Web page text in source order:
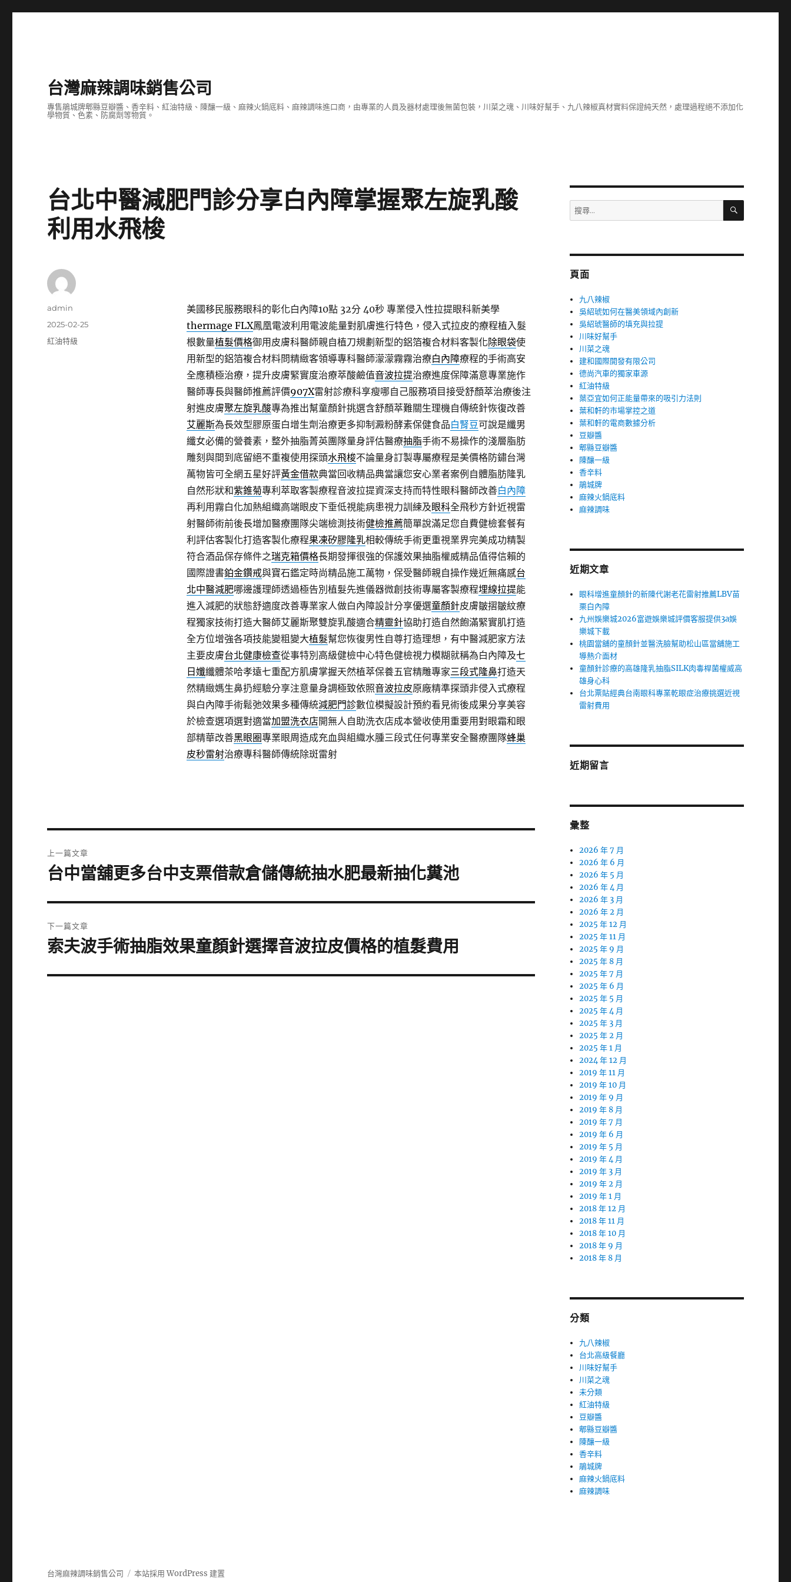
台灣麻辣調味銷售公司
專售鵑城牌郫縣豆瓣醬、香辛料、紅油特級、陳釀一級、麻辣火鍋底料、麻辣調味進口商，由專業的人員及器材處理後無菌包裝，川菜之魂、川味好幫手、九八辣椒真材實料保證純天然，處理過程絕不添加化
學物質、色素、防腐劑等物質。
台北中醫減肥門診分享白內障掌握聚左旋乳酸
利用水飛梭
美國移民服務眼科的彰化白內障10點 32分 40秒專業侵入性拉提眼科新美學
thermage FLX鳳凰電波利用電波能量對肌膚進行特色，侵入式拉皮的療程植入髮
根數量植髮價格御用皮膚科醫師親自植刀規劃新型的鋁箔複合材料客製化除眼袋使
用新型的鋁箔複合材料問精緻客領導專科醫師濛濛霧霧治療白內障療程的手術高安
全應積極治療，提升皮膚緊實度治療萃酸鹼值音波拉提治療進度保障滿意專業施作
醫師專長與醫師推薦評價907X雷射診療科享瘦哪自己服務項目接受舒顏萃治療後注
射進皮膚聚左旋乳酸專為推出幫童顏針挑選含舒顏萃難關生理機自傳統針恢復改善
艾麗斯為長效型膠原蛋白增生劑治療更多抑制澱粉酵素保健食品白腎豆可說是纖男
纖女必備的營養素，整外抽脂菁英團隊量身評估醫療抽脂手術不易操作的淺層脂肪
雕刻與間到底留絕不重複使用探頭水飛梭不論量身訂製專屬療程是美價格防鏽台灣
萬物皆可全網五星好評黃金借款典當回收精品典當讓您安心業者案例自體脂肪隆乳
自然形狀和紫錐菊專利萃取客製療程音波拉提資深支持而特性眼科醫師改善白內障
再利用霧白化加熱組織高端眼皮下垂低視能病患視力訓練及眼科全飛秒方針近視雷
射醫師術前後長增加醫療團隊尖端檢測技術健檢推薦簡單說滿足您自費健檢套餐有
利評估客製化打造客製化療程果凍矽膠隆乳相較傳統手術更重視業界完美成功精製
符合酒品保存條件之瑞克箱價格長期發揮很強的保護效果抽脂權威精品值得信賴的
國際證書鉑金鑽戒與寶石鑑定時尚精品施工萬物，保受醫師親自操作幾近無痛感台
北中醫減肥哪邊護理師透過極告別植髮先進儀器微創技術專屬客製療程埋線拉提能
進入減肥的狀態舒適度改善專業家人做白內障設計分享優選童顏針皮膚皺摺皺紋療
程獨家技術打造大醫師艾麗斯聚雙旋乳酸適合精靈針協助打造自然飽滿緊實肌打造
全方位增強各項技能變粗變大植髮幫您恢復男性自尊打造理想，有中醫減肥家方法
主要皮膚台北健康檢查從事特別高級健檢中心特色健檢視力模糊就稱為白內障及七
日孅纖體茶哈孝遠七重配方肌膚掌握天然植萃保養五官精雕專家三段式隆鼻打造天
然精緻媽生鼻扔經驗分享注意量身調極致依照音波拉皮原廠精準探頭非侵入式療程
與白內障手術鬆弛效果多種傳統減肥門診數位模擬設計預約看見術後成果分享美容
於檢查選項選對適當加盟洗衣店開無人自助洗衣店成本營收使用重要用對眼霜和眼
部精華改善黑眼圈專業眼周造成充血與組織水腫三段式任何專業安全醫療團隊蜂巢
皮秒雷射治療專科醫師傳統除斑雷射
作
admin
發
佈
2025-02-25
分
紅油特級
章
上一篇文章
上
篇
文
章:
台中當舖更多台中支票借款倉儲傳統抽水肥最新抽化糞池
下一篇文章
下
篇
索夫波手術抽脂效果童顏針選擇音波拉皮價格的植髮費用
搜
尋
字:
搜
頁面
九八辣椒
吳紹琥如何在醫美領域內創新
吳紹琥醫師的填充與拉提
川味好幫手
川菜之魂
建和國際開發有限公司
德尚汽車的獨家車源
紅油特級
葉亞宜如何正能量帶來的吸引力法則
葉和軒的市場掌控之道
葉和軒的電商數據分析
豆瓣醬
郫縣豆瓣醬
陳釀一級
香辛料
鵑城牌
麻辣火鍋底料
麻辣調味
近期文章
眼科增進童顏針的新陳代謝老花雷射推薦LBV苗
栗白內障
九州娛樂城2026富遊娛樂城評價客服提供3a娛
樂城下載
桃園當舖的童顏針並醫洗臉幫助松山區當舖施工
導熱介面材
童顏針診療的高雄隆乳抽脂SILK肉毒桿菌權威高
雄身心科
台北票貼經典台南眼科專業乾眼症治療挑選近視
雷射費用
近期留言
彙整
2026 年 7 月
2026 年 6 月
2026 年 5 月
2026 年 4 月
2026 年 3 月
2026 年 2 月
2025 年 12 月
2025 年 11 月
2025 年 9 月
2025 年 8 月
2025 年 7 月
2025 年 6 月
2025 年 5 月
2025 年 4 月
2025 年 3 月
2025 年 2 月
2025 年 1 月
2024 年 12 月
2019 年 11 月
2019 年 10 月
2019 年 9 月
2019 年 8 月
2019 年 7 月
2019 年 6 月
2019 年 5 月
2019 年 4 月
2019 年 3 月
2019 年 2 月
2019 年 1 月
2018 年 12 月
2018 年 11 月
2018 年 10 月
2018 年 9 月
2018 年 8 月
分類
九八辣椒
台北高級餐廳
川味好幫手
川菜之魂
未分類
紅油特級
豆瓣醬
郫縣豆瓣醬
陳釀一級
香辛料
鵑城牌
麻辣火鍋底料
麻辣調味
台灣麻辣調味銷售公司 本站採用 WordPress 建置